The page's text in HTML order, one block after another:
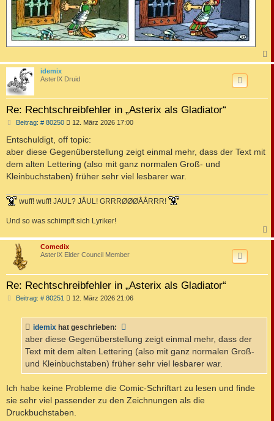
a
idemix
AsterIX Druid
Re: Rechtschreibfehler in „Asterix als Gladiator“
Beitrag: # 80250B
i
r
a
g
12. März 2026 17:00
Entschuldigt, off topic:
aber diese Gegenüberstellung zeigt einmal mehr, dass der Text mit
dem alten Lettering (also mit ganz normalen Groß- und
Kleinbuchstaben) früher sehr viel lesbarer war.
wuff! wuff! JAUL? JÅUL! GRRRØØØÅÅRRR!
Und so was schimpft sich Lyriker!
a
Comedix
AsterIX Elder Council Member
Re: Rechtschreibfehler in „Asterix als Gladiator“
Beitrag: # 80251 B
r
a
12. März 2026 21:06
idemix hat geschrieben:
aber diese Gegenüberstellung zeigt einmal mehr, dass der
Text mit dem alten Lettering (also mit ganz normalen Groß-
und Kleinbuchstaben) früher sehr viel lesbarer war.
Ich habe keine Probleme die Comic-Schriftart zu lesen und finde
sie sehr viel passender zu den Zeichnungen als die
Druckbuchstaben.